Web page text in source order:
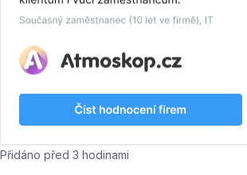
Přidáno před 3 hodinami